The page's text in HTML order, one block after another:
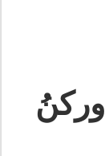
وركنُ